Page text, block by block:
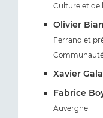
Culture et de
Olivier
Ferrand et
Xavier
Fabrice
Auvergne